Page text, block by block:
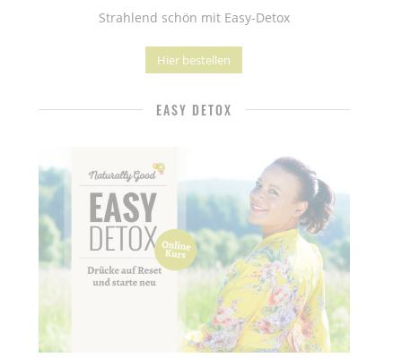
Strahlend schön mit Easy-Detox
Hier bestellen
EASY DETOX